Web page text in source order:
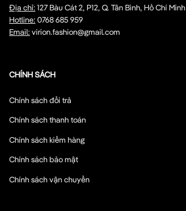
Địa chỉ:127 Bàu Cát 2, P12, Q. Tân Bình, Hồ Chí Minh
Hotline:0768 685 959
Email:virion.fashion@gmail.com
CHÍNH SÁCH
Chính sách đổi trả
Chính sách thanh toán
Chính sách kiểm hàng
Chính sách bảo mật
Chính sách vận chuyển